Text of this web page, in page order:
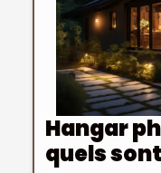
Hangar
quels